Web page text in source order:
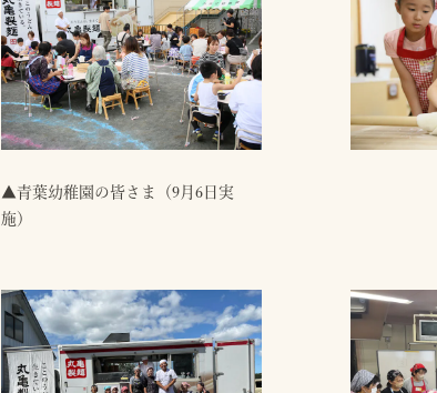
▲青葉幼稚園の皆さま（9月6日実
施）